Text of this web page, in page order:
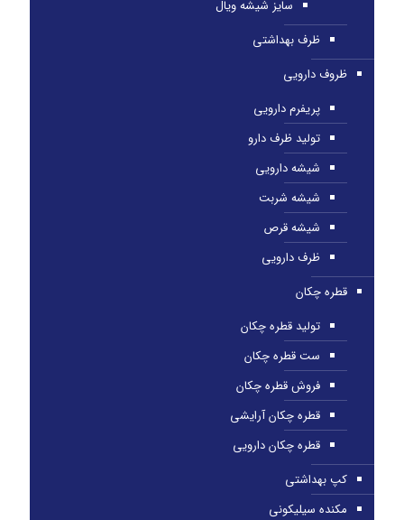
سایز شیشه ویال
ظرف بهداشتی
ظروف دارویی
پریفرم دارویی
تولید ظرف دارو
شیشه دارویی
شیشه شربت
شیشه قرص
ظرف دارویی
قطره چکان
تولید قطره چکان
ست قطره چکان
فروش قطره چکان
قطره چکان آرایشی
قطره چکان دارویی
کپ بهداشتی
مکنده سیلیکونی